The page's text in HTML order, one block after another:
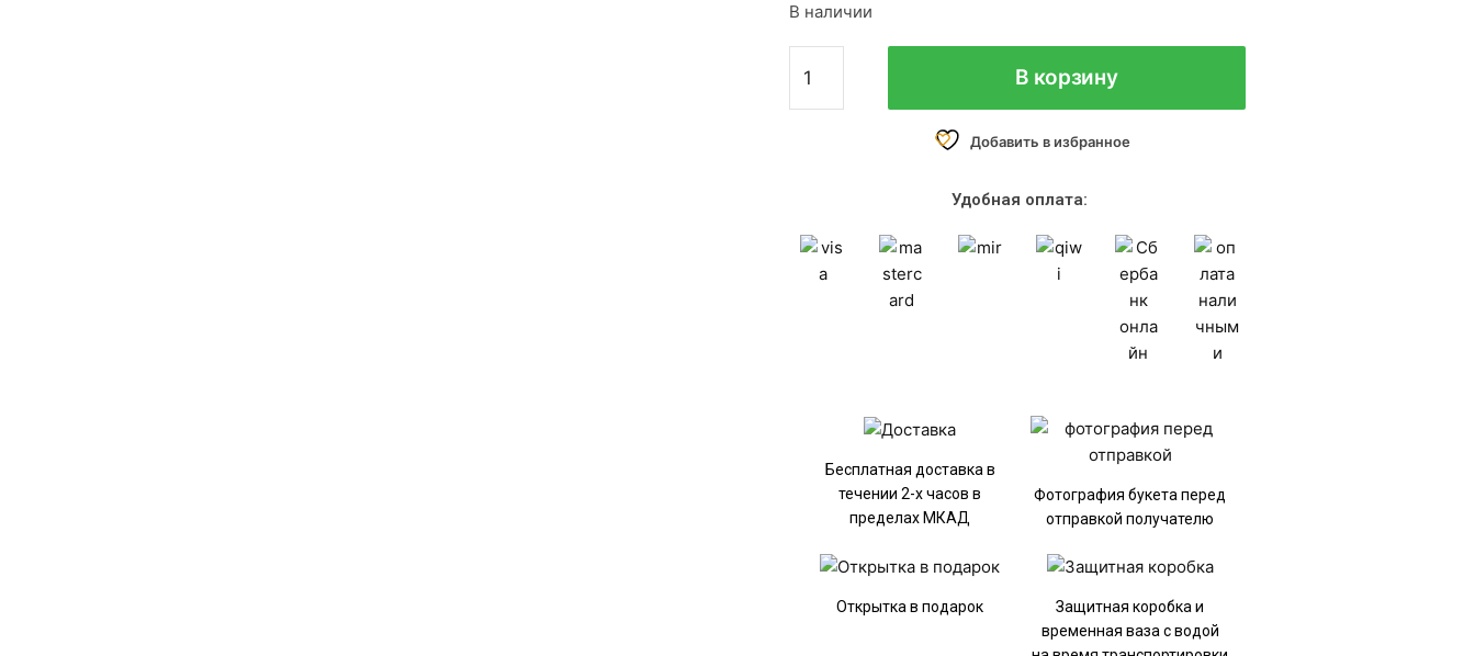
В наличии
В корзину
Добавить в избранное
Удобная оплата:
Бесплатная доставка в
течении 2-х часов в
пределах МКАД
Фотография букета перед
отправкой получателю
Открытка в подарок
Защитная коробка и
временная ваза с водой